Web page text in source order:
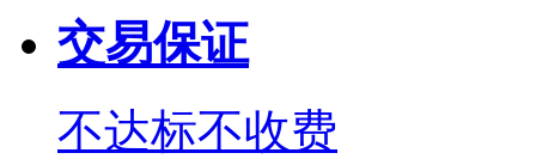
交易保证
不达标不收费